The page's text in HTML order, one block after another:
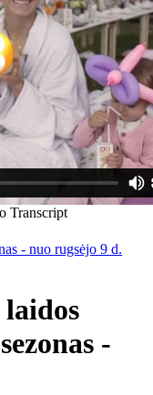
- nuo rugsėjo 9 d.
-